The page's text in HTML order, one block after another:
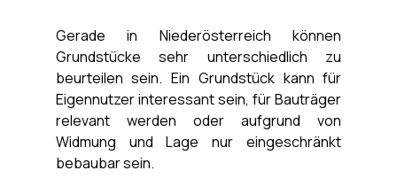
Gerade in Niederösterreich können
Grundstücke sehr unterschiedlich zu
beurteilen sein. Ein Grundstück kann für
Eigennutzer interessant sein, für Bauträger
relevant werden oder aufgrund von
Widmung und Lage nur eingeschränkt
bebaubar sein.